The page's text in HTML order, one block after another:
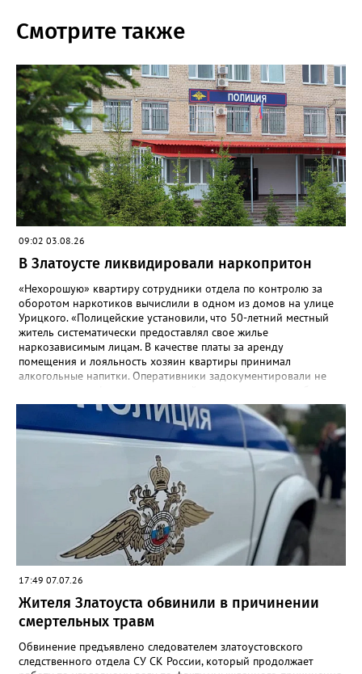
Смотрите также
09:02 03.08.26
В Златоусте ликвидировали наркопритон
«Нехорошую» квартиру сотрудники отдела по контролю за
оборотом наркотиков вычислили в одном из домов на улице
Урицкого. «Полицейские установили, что 50-летний местный
житель систематически предоставлял свое жилье
наркозависимым лицам. В качестве платы за аренду
помещения и лояльность хозяин квартиры принимал
алкогольные напитки. Оперативники задокументировали не
в златоустовском ОМВД. Хозяина притона задержали, он стал
фигурантом уголовного дела.
17:49 07.07.26
Жителя Златоуста обвинили в причинении
смертельных травм
Обвинение предъявлено следователем златоустовского
следственного отдела СУ СК России, который продолжает